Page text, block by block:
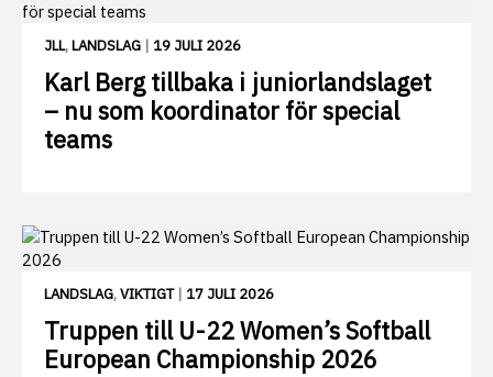
JLL,LANDSLAG 19 JULI 2026
Karl Berg tillbaka i juniorlandslaget
– nu som koordinator för special
teams
LANDSLAG,VIKTIGT| 17 JULI 2026
Truppen till U-22 Women’s Softball
European Championship 2026